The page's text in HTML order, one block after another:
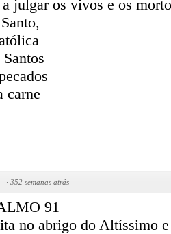
julgar os vivos e os
carne
· 352 semanas atrás
91
no abrigo do Altíssimo